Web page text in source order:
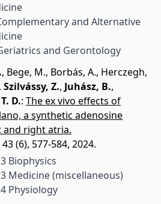
and Alternative
and Gerontology
, Bege, M., Borbás, A., Herczegh,
, Szilvássy, Z., Juhász, B.,
D.: The ex vivo effects of
a synthetic adenosine
and right atria.
43 (6), 577-584, 2024.
Biophysics
Medicine (miscellaneous)
Physiology